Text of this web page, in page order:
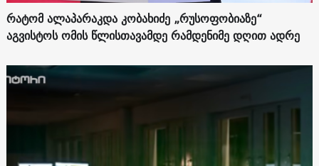
რატომ ალაპარაკდა კობახიძე „რუსოფობიაზე“
აგვისტოს ომის წლისთავამდე რამდენიმე დღით ადრე